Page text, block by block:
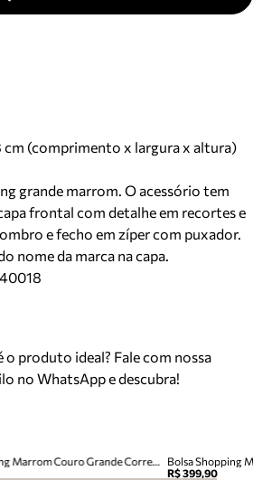
cm (comprimento x largura x altura)
grande marrom. O acessório tem
frontal com detalhe em recortes e
e fecho em zíper com puxador.
nome da marca na capa.
o produto ideal? Fale com nossa
no WhatsApp e descubra!
Bolsa Shopping Marrom Couro Grande Corrente
Bolsa Shopping
R$ 399,90